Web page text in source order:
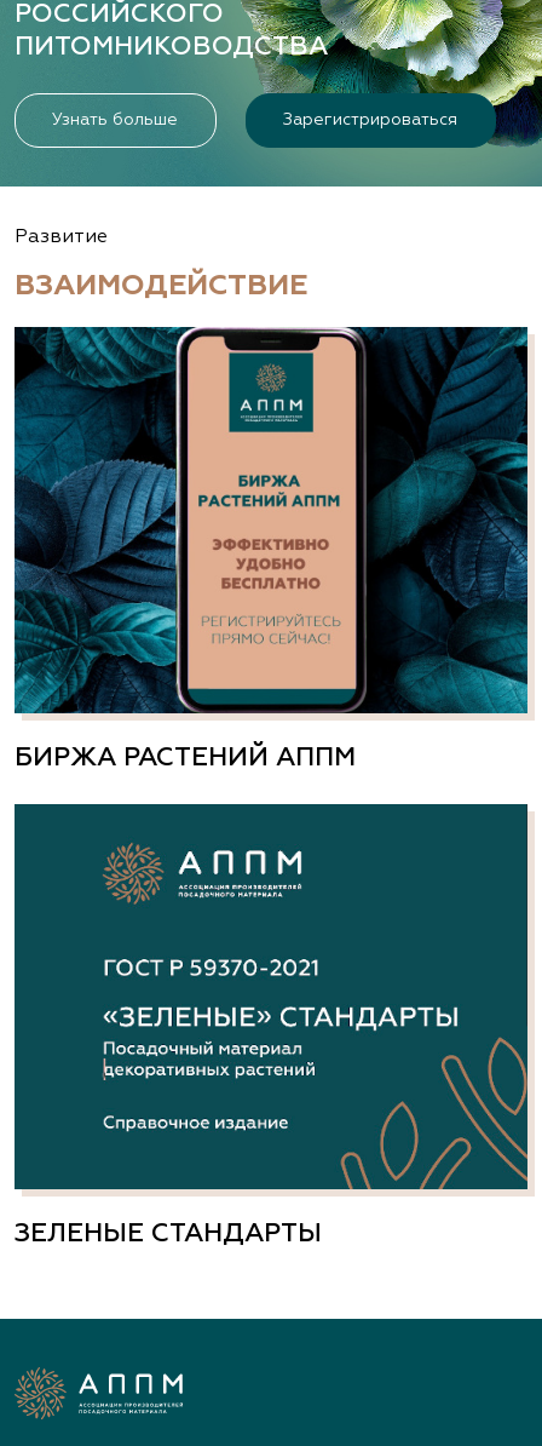
РОССИЙСКОГО
ПИТОМНИКОВОДСТВА
Узнать больше Зарегистрироваться
Развитие
ВЗАИМОДЕЙСТВИЕ
БИРЖА РАСТЕНИЙ АППМ
ЗЕЛЕНЫЕ СТАНДАРТЫ